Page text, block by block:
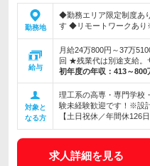
勤務地
◆勤務エリア限定制度あ
す ◆リモートワークあり
給与
月給24万800円～37万
回 ★残業代は別途支給。
初年度の年収： 413～800
対象と
なる方
理工系の高専・専門学校
験未経験歓迎です！※設
【土日祝休／年間休126日
求人詳細を見る